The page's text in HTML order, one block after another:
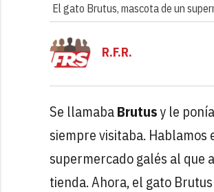
El gato Brutus, mascota de un
R.F.R.
Se llamabaBrutusy le
siempre visitaba.
supermercado galés al que
tienda. Ahora, el gato